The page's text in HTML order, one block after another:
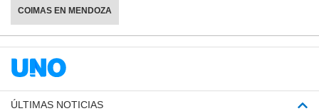
COIMAS EN MENDOZA
ÚLTIMAS NOTICIAS